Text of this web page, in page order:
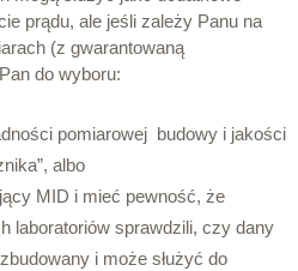
prądu, ale jeśli zależy Panu na
(z gwarantowaną
do wyboru:
pomiarowej budowy i jakości
albo
MID i mieć pewność, że
laboratoriów sprawdzili, czy dany
i może służyć do